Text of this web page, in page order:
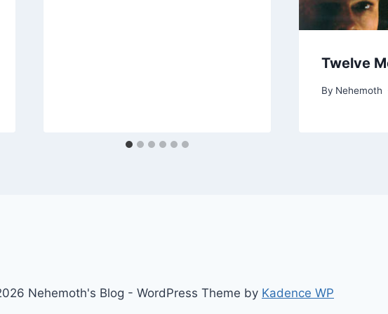
Twelve
By Nehemoth
Nehemoth's Blog - WordPress Theme by Kadence WP